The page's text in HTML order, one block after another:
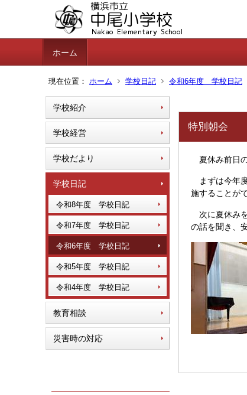
ホーム
現在位置： ホーム 学校日記 令和6年度 学校日記
学校紹介
学校経営
学校だより
学校日記
令和8年度 学校日記
令和7年度 学校日記
令和6年度 学校日記
令和5年度 学校日記
令和4年度 学校日記
教育相談
災害時の対応
特別朝会
夏休み前日
まずは今年
施することが
次に夏休み
の話を聞き、